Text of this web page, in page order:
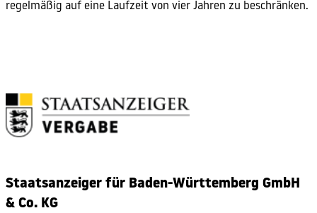
regelmäßig auf eine Laufzeit von vier Jahren zu beschränken.
Staatsanzeiger für Baden-Württemberg GmbH
& Co. KG